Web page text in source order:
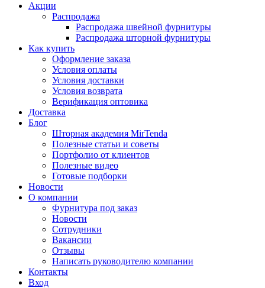
Акции
Распродажа
Распродажа швейной фурнитуры
Распродажа шторной фурнитуры
Как купить
Оформление заказа
Условия оплаты
Условия доставки
Условия возврата
Верификация оптовика
Доставка
Блог
Шторная академия MirTenda
Полезные статьи и советы
Портфолио от клиентов
Полезные видео
Готовые подборки
Новости
О компании
Фурнитура под заказ
Новости
Сотрудники
Вакансии
Отзывы
Написать руководителю компании
Контакты
Вход